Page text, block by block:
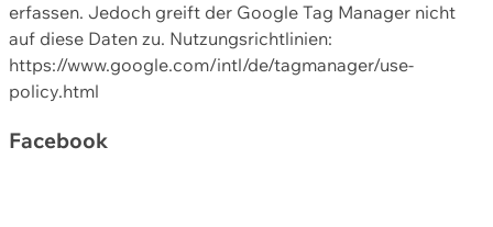
erfassen. Jedoch greift der Google Tag Manager nicht
auf diese Daten zu. Nutzungsrichtlinien:
https://www.google.com/intl/de/tagmanager/use-
policy.html
Facebook